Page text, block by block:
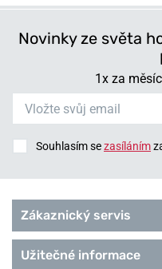
Novinky ze světa
1x za
Souhlasím sezasíláním
Zákaznický servis
Užitečné informace